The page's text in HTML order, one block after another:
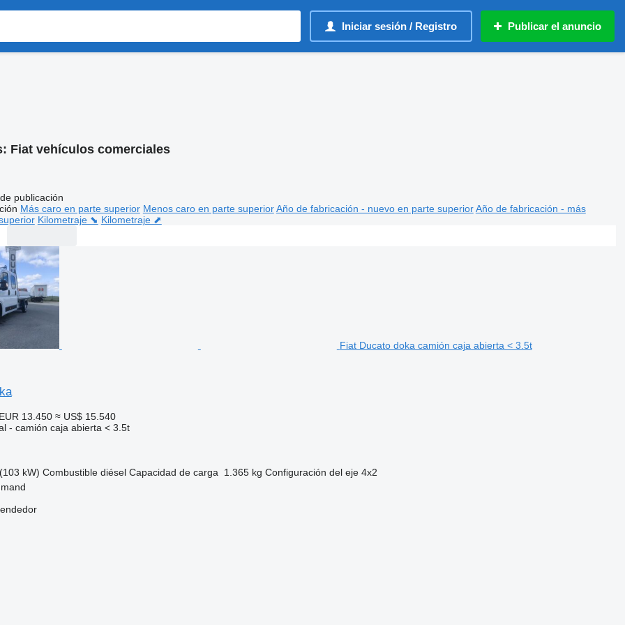
Iniciar sesión / Registro Publicar el anuncio
Fiat vehículos comerciales
publicación
Más caro en parte superior Menos caro en parte superior Año de fabricación - nuevo en parte superior Año de fabricación - más
Kilometraje ⬊ Kilometraje ⬈
Fiat Ducato doka camión caja abierta < 3.5t
EUR 13.450 ≈ US$ 15.540
- camión caja abierta < 3.5t
kW) Combustible diésel Capacidad de carga 1.365 kg Configuración del eje 4x2